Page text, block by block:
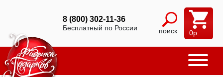
8 (800) 302-11-36
Бесплатный по России поиск 0р.